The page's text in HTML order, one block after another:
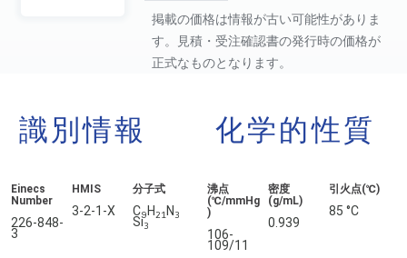
掲載の価格は情報が古い可能性がありま
す。見積・受注確認書の発行時の価格が
正式なものとなります。
識別情報
Einecs
Number
226-848-
3
HMIS
3-2-1-X
分子式
C9 H21N 3
Si3
化学的性質
沸点
(℃/mmHg
)
106-
109/11
密度
(g/mL)
0.939
引火点(℃)
85 °C